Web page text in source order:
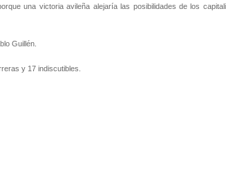
una victoria avileña alejaría las posibilidades de los
Guillén.
y 17 indiscutibles.